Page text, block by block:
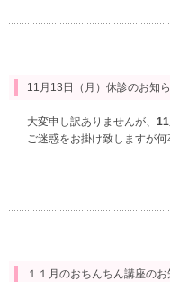
11月13日（月）休診のお知
大変申し訳ありませんが、 11
ご迷惑をお掛け致しますが
１１月のおちんちん講座の